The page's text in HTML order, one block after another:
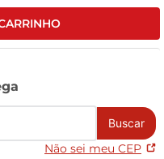
Buscar
Não sei meu CEP